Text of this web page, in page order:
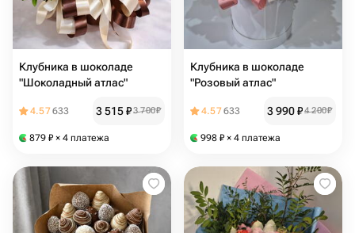
Клубника в шоколаде
"Шоколадный атлас"
4.57633 3 515₽3 700₽
879 ₽ × 4 платежа
Клубника в шоколаде
"Розовый атлас"
4.57633 3 990₽4 200₽
998 ₽ × 4 платежа